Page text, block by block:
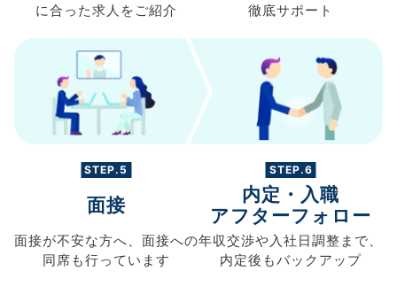
に合った求人を ご紹介
徹底サポート
STEP.5
面接
面接が不安な方へ、 面接への
同席も行っています
STEP.6
内定・入職
アフターフォロー
年収交渉や入社日調整まで、
内定後もバックアップ